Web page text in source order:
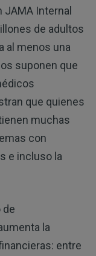
Internal
de adultos
al menos una
suponen que
que quienes
muchas
con
e incluso la
de
la
entre